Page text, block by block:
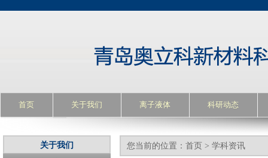
首页 关于我们 离子液体 科研动态
关于我们 您当前的位置： 首页 > 学科资讯